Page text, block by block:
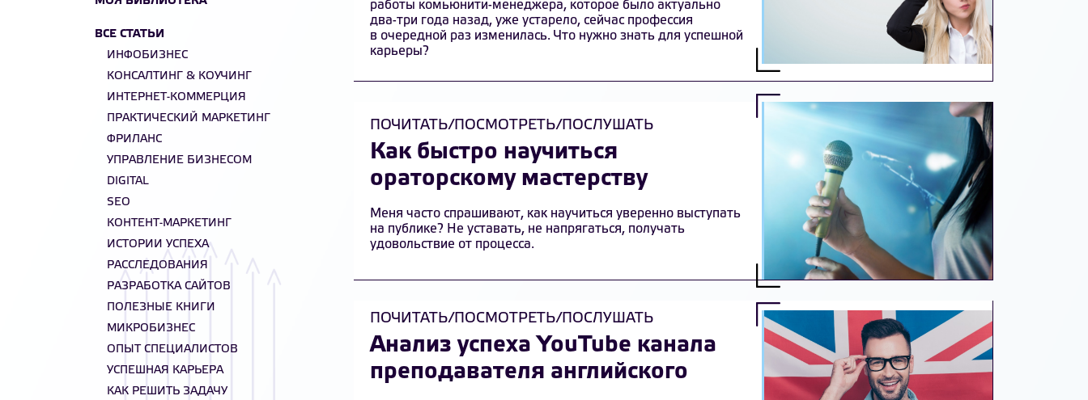
ВСЕ СТАТЬИ
ИНФОБИЗНЕС
КОНСАЛТИНГ & КОУЧИНГ
ИНТЕРНЕТ-КОММЕРЦИЯ
ПРАКТИЧЕСКИЙ МАРКЕТИНГ
ФРИЛАНС
УПРАВЛЕНИЕ БИЗНЕСОМ
DIGITAL
SEO
КОНТЕНТ-МАРКЕТИНГ
ИСТОРИИ УСПЕХА
РАССЛЕДОВАНИЯ
РАЗРАБОТКА САЙТОВ
ПОЛЕЗНЫЕ КНИГИ
МИКРОБИЗНЕС
ОПЫТ СПЕЦИАЛИСТОВ
УСПЕШНАЯ КАРЬЕРА
КАК РЕШИТЬ ЗАДАЧУ
работы комьюнити-менеджера, которое было актуально
два-три года назад, уже устарело, сейчас профессия
в очередной раз изменилась. Что нужно знать для успешной
карьеры?
ПОЧИТАТЬ/ПОСМОТРЕТЬ/ПОСЛУШАТЬ
Как быстро научиться
ораторскому мастерству
Меня часто спрашивают, как научиться уверенно выступать
на публике? Не уставать, не напрягаться, получать
удовольствие от процесса.
ПОЧИТАТЬ/ПОСМОТРЕТЬ/ПОСЛУШАТЬ
Анализ успеха YouTube канала
преподавателя английского